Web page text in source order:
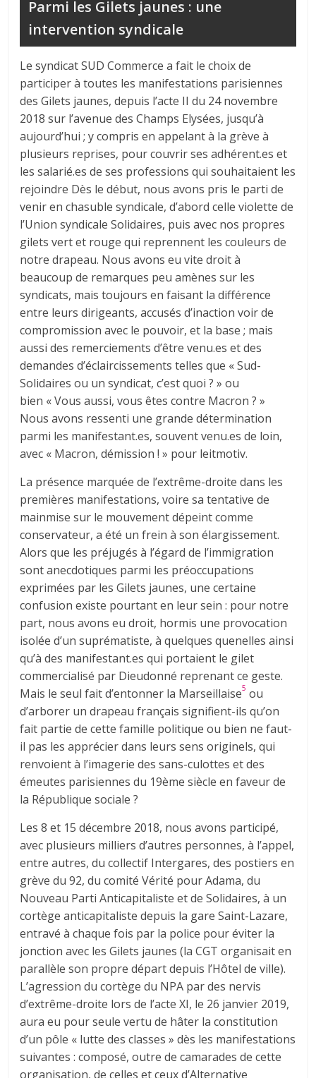
Parmi les Gilets jaunes : une
intervention syndicale
Le syndicat SUD Commerce a fait le choix de
participer à toutes les manifestations parisiennes
des Gilets jaunes, depuis l’acte II du 24 novembre
2018 sur l’avenue des Champs Elysées, jusqu’à
aujourd’hui ; y compris en appelant à la grève à
plusieurs reprises, pour couvrir ses adhérent.es et
les salarié.es de ses professions qui souhaitaient les
rejoindre Dès le début, nous avons pris le parti de
venir en chasuble syndicale, d’abord celle violette de
l’Union syndicale Solidaires, puis avec nos propres
gilets vert et rouge qui reprennent les couleurs de
notre drapeau. Nous avons eu vite droit à
beaucoup de remarques peu amènes sur les
syndicats, mais toujours en faisant la différence
entre leurs dirigeants, accusés d’inaction voir de
compromission avec le pouvoir, et la base ; mais
aussi des remerciements d’être venu.es et des
demandes d’éclaircissements telles que « Sud-
Solidaires ou un syndicat, c’est quoi ? » ou
bien « Vous aussi, vous êtes contre Macron ? »
Nous avons ressenti une grande détermination
parmi les manifestant.es, souvent venu.es de loin,
avec « Macron, démission ! » pour leitmotiv.
La présence marquée de l’extrême-droite dans les
premières manifestations, voire sa tentative de
mainmise sur le mouvement dépeint comme
conservateur, a été un frein à son élargissement.
Alors que les préjugés à l’égard de l’immigration
sont anecdotiques parmi les préoccupations
exprimées par les Gilets jaunes, une certaine
confusion existe pourtant en leur sein : pour notre
part, nous avons eu droit, hormis une provocation
isolée d’un suprématiste, à quelques quenelles ainsi
qu’à des manifestant.es qui portaient le gilet
commercialisé par Dieudonné reprenant ce geste.
Mais le seul fait d’entonner la Marseillaise5 ou
d’arborer un drapeau français signifient-ils qu’on
fait partie de cette famille politique ou bien ne faut-
il pas les apprécier dans leurs sens originels, qui
renvoient à l’imagerie des sans-culottes et des
émeutes parisiennes du 19ème siècle en faveur de
la République sociale ?
Les 8 et 15 décembre 2018, nous avons participé,
avec plusieurs milliers d’autres personnes, à l’appel,
entre autres, du collectif Intergares, des postiers en
grève du 92, du comité Vérité pour Adama, du
Nouveau Parti Anticapitaliste et de Solidaires, à un
cortège anticapitaliste depuis la gare Saint-Lazare,
entravé à chaque fois par la police pour éviter la
jonction avec les Gilets jaunes (la CGT organisait en
parallèle son propre départ depuis l’Hôtel de ville).
L’agression du cortège du NPA par des nervis
d’extrême-droite lors de l’acte XI, le 26 janvier 2019,
aura eu pour seule vertu de hâter la constitution
d’un pôle « lutte des classes » dès les manifestations
suivantes : composé, outre de camarades de cette
organisation, de celles et ceux d’Alternative